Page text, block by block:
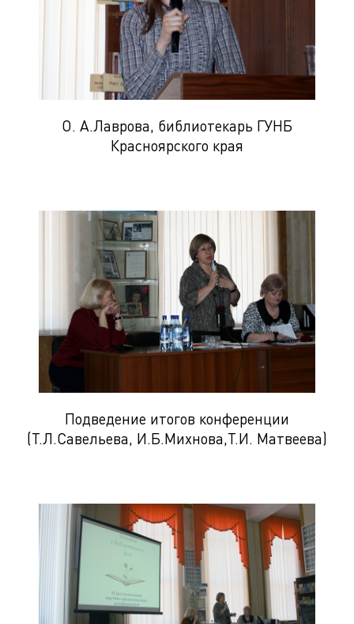
О. А.Лаврова, библиотекарь ГУНБ
Красноярского края
Подведение итогов конференции
(Т.Л.Савельева, И.Б.Михнова,Т.И. Матвеева)